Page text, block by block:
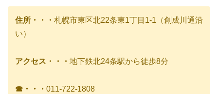
住所・・・ 札幌市東区北22条東1丁目1-1（創成川通沿
い）
アクセス・・・ 地下鉄北24条駅から徒歩8分
☎・・・ 011-722-1808